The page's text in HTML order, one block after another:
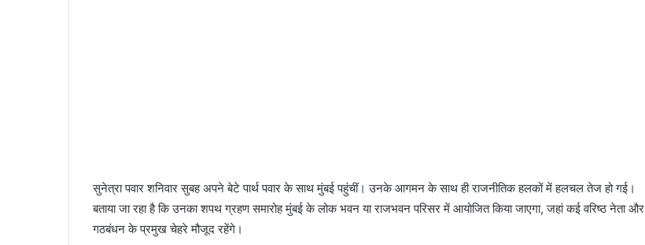
सुनेत्रा पवार शनिवार सुबह अपने बेटे पार्थ पवार के साथ मुंबई पहुंचीं। उनके आगमन के साथ ही राजनीतिक हलकों में हलचल तेज हो गई।
बताया जा रहा है कि उनका शपथ ग्रहण समारोह मुंबई के लोक भवन या राजभवन परिसर में आयोजित किया जाएगा, जहां कई वरिष्ठ नेता और
गठबंधन के प्रमुख चेहरे मौजूद रहेंगे।